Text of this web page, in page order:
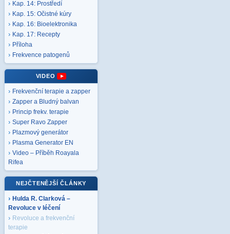
Kap. 14: Prostředí
Kap. 15: Očistné kúry
Kap. 16: Bioelektronika
Kap. 17: Recepty
Příloha
Frekvence patogenů
VIDEO
Frekvenční terapie a zapper
Zapper a Bludný balvan
Princip frekv. terapie
Super Ravo Zapper
Plazmový generátor
Plasma Generator EN
Video – Příběh Roayala
Rifea
NEJČTENĚJŠÍ ČLÁNKY
Hulda R. Clarková –
Revoluce v léčení
Revoluce a frekvenční
terapie